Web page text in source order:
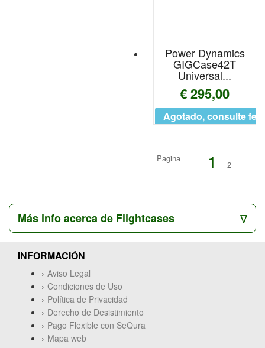
BEAMZ
Berona
BG
BITWIG
Power Dynamics
GIGCase42T
Universal...
€ 295,00
Agotado, consulte
Pagina 1 2
Más info acerca de Flightcases
INFORMACIÓN
Aviso Legal
Condiciones de Uso
Política de Privacidad
Derecho de Desistimiento
Pago Flexible con SeQura
Mapa web